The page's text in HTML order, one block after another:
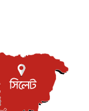
মালিক এখন জস বাটলার
বাড়ির মালিক
৬ আগস্ট, ২০২৬
মত বিনিময়
৫ আগস্ট, ২০২৬